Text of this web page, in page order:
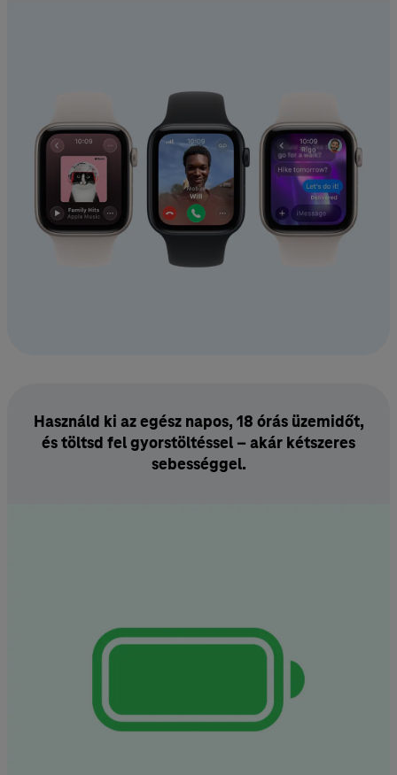
Használd ki az egész napos, 18 órás üzem­időt,
és töltsd fel gyors­töltéssel – akár kétszeres
sebességgel.